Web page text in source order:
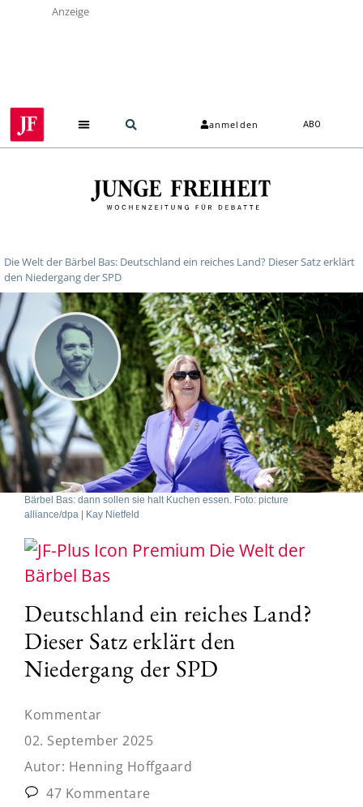
Anzeige
anmelden ABO
Die Welt der Bärbel Bas: Deutschland ein reiches Land? Dieser Satz erklärt
den Niedergang der SPD
Bärbel Bas: dann sollen sie halt Kuchen essen. Foto: picture
alliance/dpa | Kay Nietfeld
Die Welt der
Bärbel Bas
Deutschland ein reiches Land?
Dieser Satz erklärt den
Niedergang der SPD
Kommentar
02. September 2025
Autor: Henning Hoffgaard
47 Kommentare